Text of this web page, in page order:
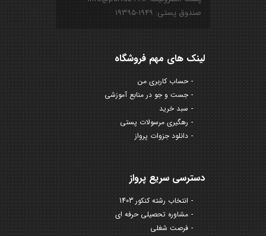
صندوق پستی: ۱۹۴۹-۱۹۳۹۵
لینک های مهم فروشگاه
حساب کاربری من
جست و جو در منابع آموزشی
سبد خرید
رهگیری مرسولات پستی
دانلود جزوات پرواز
دسترسی سریع پرواز
انتخاب رشته کنکور 1403
مشاوره تحصیلی حرفه ای
فرصت شغلی